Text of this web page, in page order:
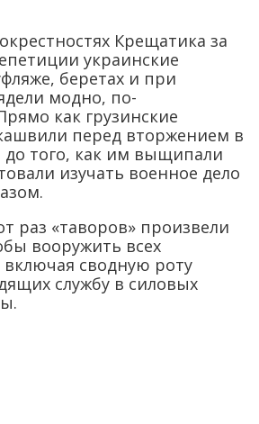
Крещатика за
украинские
беретах и при
модно, по-
как грузинские
перед вторжением в
того, как им выщипали
изучать военное дело
раз «таворов» произвели
вооружить всех
сводную роту
службу в силовых